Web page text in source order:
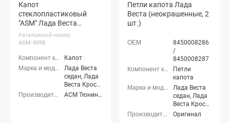
Капот
стеклопластиковый
"ASM" Лада Веста
(неокрашенный)
Каталожный номер:
ASM-0098
Капот
Лада Веста
седан, Лада
Веста Кросс
седан, ЛадаАСМ Тюнинг (ASM tuning)
Петли капота Лада
Веста (неокрашенные, 2
шт.)
8450008286
/
8450008287
Петли
капота
Лада Веста
седан, Лада
Веста Кросс
седан, Лада
Оригинал